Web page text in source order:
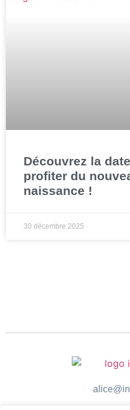
Découvrez la
profiter du
naissance !
30 décembre 2025